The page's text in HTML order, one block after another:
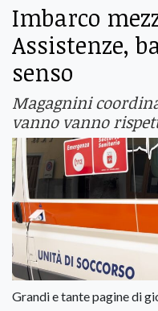
Imbarco
Assistenze,
senso
Magagnini
vanno vanno
Grandi e tante pagine di